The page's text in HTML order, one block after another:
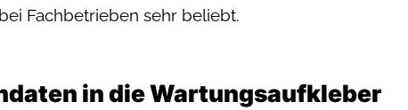
Fachbetrieben sehr beliebt.
in die Wartungsaufkleber